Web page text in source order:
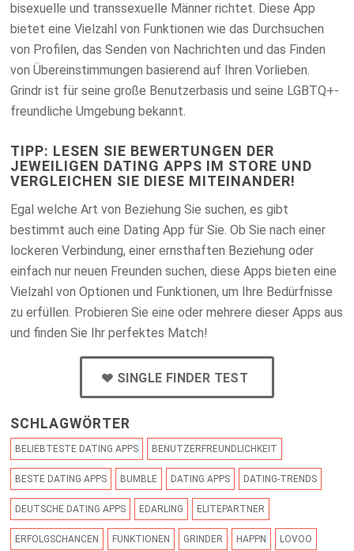
bisexuelle und transsexuelle Männer richtet. Diese App
bietet eine Vielzahl von Funktionen wie das Durchsuchen
von Profilen, das Senden von Nachrichten und das Finden
von Übereinstimmungen basierend auf Ihren Vorlieben.
Grindr ist für seine große Benutzerbasis und seine LGBTQ+-
freundliche Umgebung bekannt.
TIPP: LESEN SIE BEWERTUNGEN DER
JEWEILIGEN DATING APPS IM STORE UND
VERGLEICHEN SIE DIESE MITEINANDER!
Egal welche Art von Beziehung Sie suchen, es gibt
bestimmt auch eine Dating App für Sie. Ob Sie nach einer
lockeren Verbindung, einer ernsthaften Beziehung oder
einfach nur neuen Freunden suchen, diese Apps bieten eine
Vielzahl von Optionen und Funktionen, um Ihre Bedürfnisse
zu erfüllen. Probieren Sie eine oder mehrere dieser Apps aus
und finden Sie Ihr perfektes Match!
SINGLE FINDER TEST
SCHLAGWÖRTER
BELIEBTESTE DATING APPS BENUTZERFREUNDLICHKEIT
BESTE DATING APPS BUMBLE DATING APPS DATING-TRENDS
DEUTSCHE DATING APPS EDARLING ELITEPARTNER
ERFOLGSCHANCEN FUNKTIONEN GRINDER HAPPN LOVOO